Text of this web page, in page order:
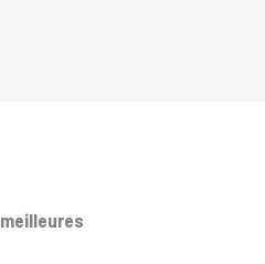
meilleures